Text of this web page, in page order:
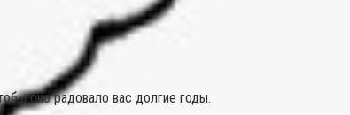
оно радовало вас долгие годы.